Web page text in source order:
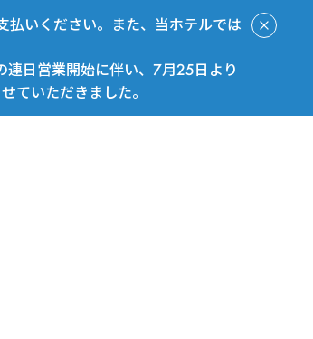
払いください。また、当ホテルでは
日営業開始に伴い、7月25日より
ていただきました。